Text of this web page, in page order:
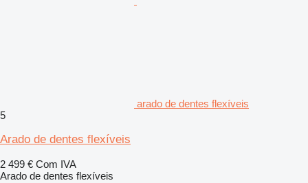
arado de dentes flexíveis
5
Arado de dentes flexíveis
2 499 € Com IVA
Arado de dentes flexíveis